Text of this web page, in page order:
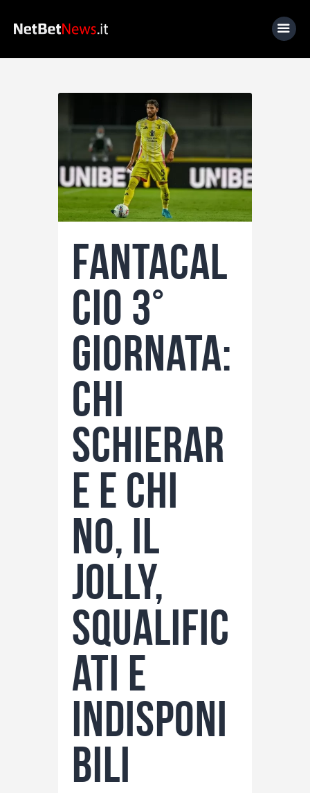
News
Calcio
Basket
Tennis
Fantacalcio
I consigli di Giulia
Serie A
Fantacal
cio 3°
giornata:
chi
schierar
e e chi
no, il
Jolly,
squalific
ati e
indisponi
bili